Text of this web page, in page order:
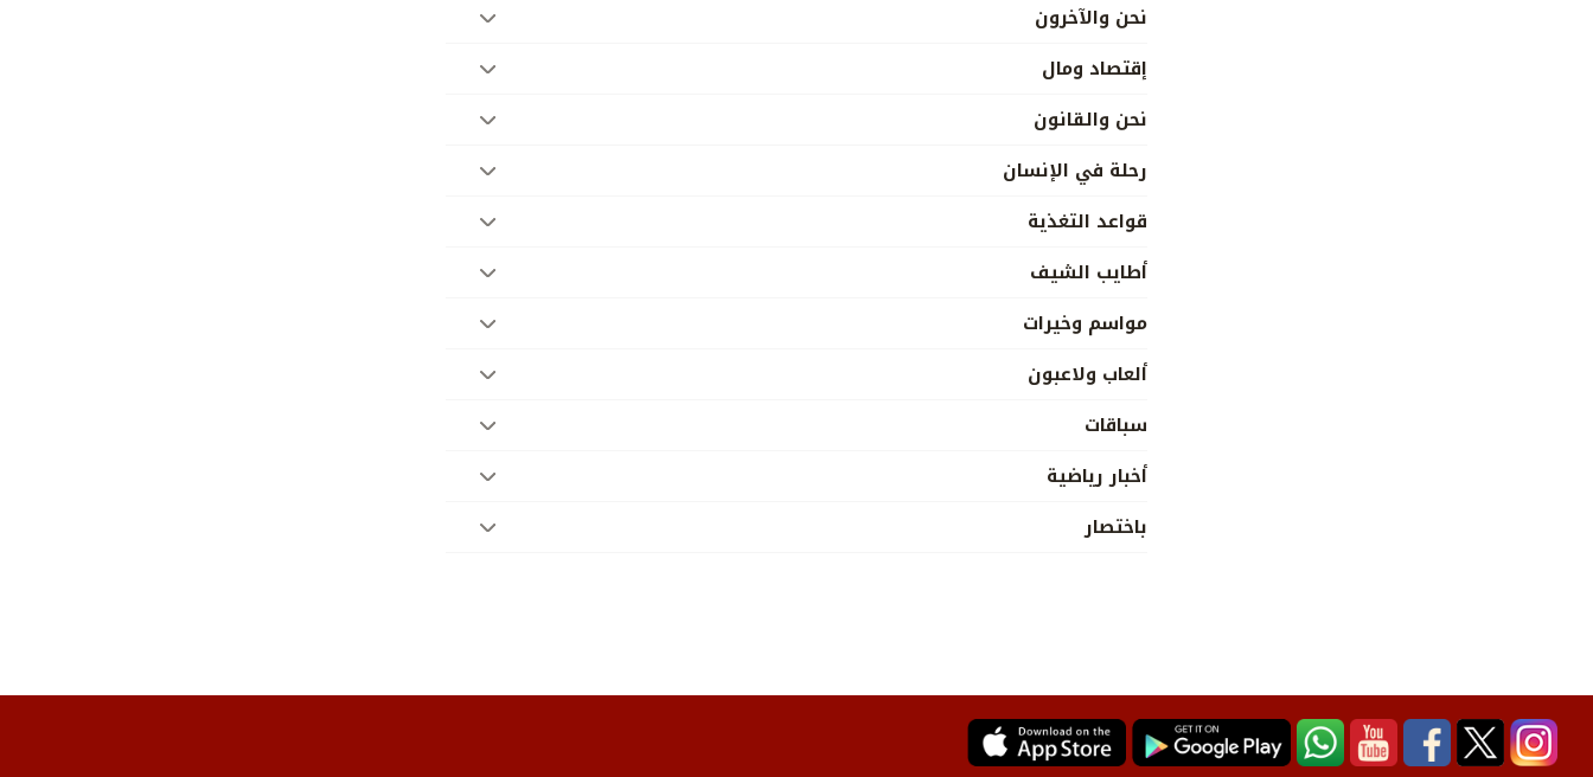
نحن والآخرون
إقتصاد ومال
نحن والقانون
رحلة في الإنسان
قواعد التغذية
أطايب الشيف
مواسم وخيرات
ألعاب ولاعبون
سباقات
أخبار رياضية
باختصار